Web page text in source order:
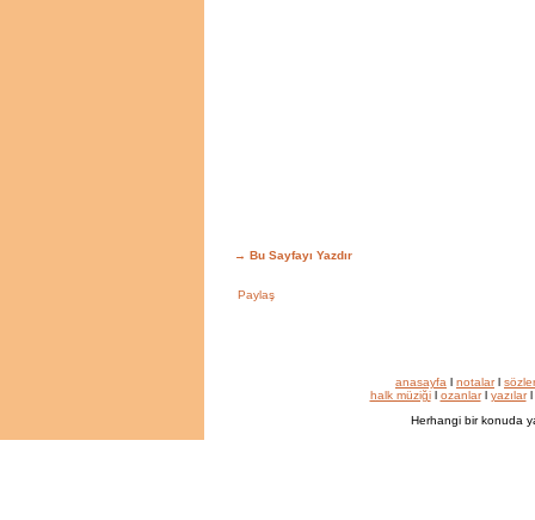
→ Bu Sayfayı Yazdır
anasayfa l notalarl sözler
halk müziğil ozanlarl yazılarl
Herhangi bir konuda